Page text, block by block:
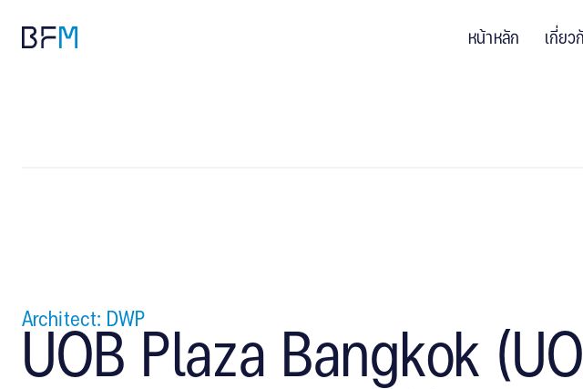
หน้าหลัก เกี่ยว
UOB Plaza Bangkok
Architect: DWP